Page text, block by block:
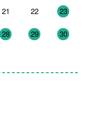
21 22 23
28 29 30